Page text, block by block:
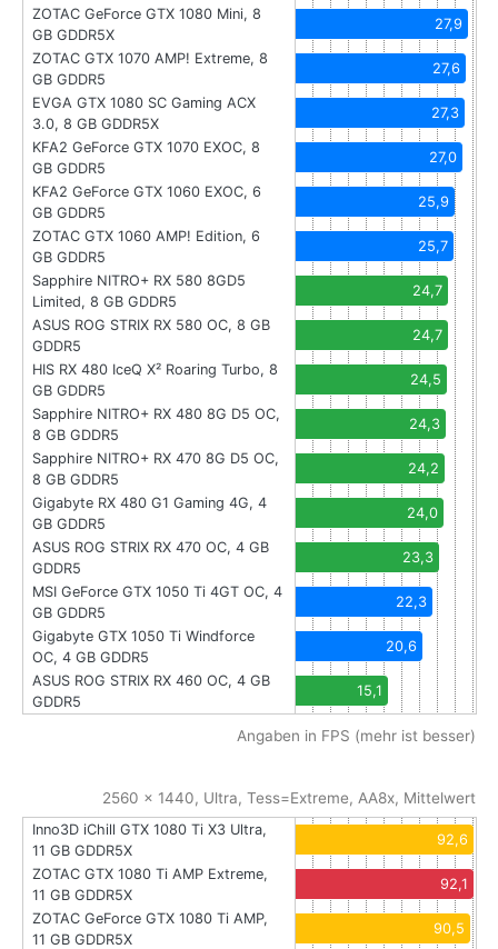
ZOTAC GeForce GTX 1080 Mini, 8
GB GDDR5X
27,9
ZOTAC GTX 1070 AMP! Extreme, 8
GB GDDR5
27,6
EVGA GTX 1080 SC Gaming ACX
3.0, 8 GB GDDR5X
27,3
KFA2 GeForce GTX 1070 EXOC, 8
GB GDDR5
27,0
KFA2 GeForce GTX 1060 EXOC, 6
GB GDDR5
25,9
ZOTAC GTX 1060 AMP! Edition, 6
GB GDDR5
25,7
Sapphire NITRO+ RX 580 8GD5
Limited, 8 GB GDDR5
24,7
ASUS ROG STRIX RX 580 OC, 8 GB
GDDR5
24,7
HIS RX 480 IceQ X² Roaring Turbo, 8
GB GDDR5
24,5
Sapphire NITRO+ RX 480 8G D5 OC,
8 GB GDDR5
24,3
Sapphire NITRO+ RX 470 8G D5 OC,
8 GB GDDR5
24,2
Gigabyte RX 480 G1 Gaming 4G, 4
GB GDDR5
24,0
ASUS ROG STRIX RX 470 OC, 4 GB
GDDR5
23,3
MSI GeForce GTX 1050 Ti 4GT OC, 4
GB GDDR5
22,3
Gigabyte GTX 1050 Ti Windforce
OC, 4 GB GDDR5
20,6
ASUS ROG STRIX RX 460 OC, 4 GB
GDDR5
15,1
Angaben in FPS (mehr ist besser)
2560 x 1440, Ultra, Tess=Extreme, AA8x, Mittelwert
Inno3D iChill GTX 1080 Ti X3 Ultra,
11 GB GDDR5X
92,6
ZOTAC GTX 1080 Ti AMP Extreme,
11 GB GDDR5X
92,1
ZOTAC GeForce GTX 1080 Ti AMP,
11 GB GDDR5X
90,5